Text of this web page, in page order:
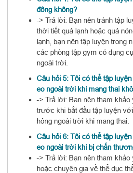
đông không?
-> Trả lời: Bạn nên tránh tập
thời tiết quá lạnh hoặc quá
lạnh, bạn nên tập luyện trong
các phòng tập gym có dụng
ngoài trời.
Câu hỏi 5: Tôi có thể tập
eo ngoài trời khi mang thai
-> Trả lời: Bạn nên tham
trước khi bắt đầu tập luyện
hông ngoài trời khi mang thai.
Câu hỏi 6: Tôi có thể tập
eo ngoài trời khi bị chấn
-> Trả lời: Bạn nên tham
hoặc chuyên gia về thể dục